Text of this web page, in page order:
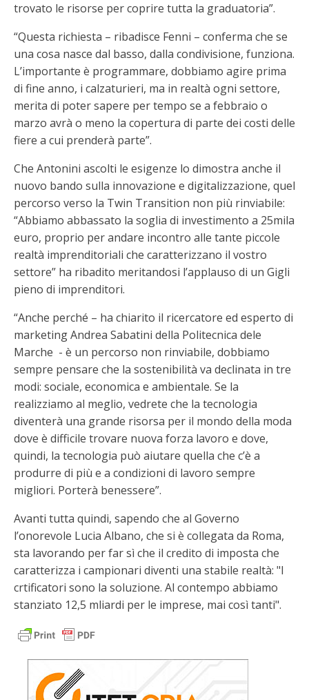
trovato le risorse per coprire tutta la graduatoria”.
“Questa richiesta – ribadisce Fenni – conferma che se
una cosa nasce dal basso, dalla condivisione, funziona.
L’importante è programmare, dobbiamo agire prima
di fine anno, i calzaturieri, ma in realtà ogni settore,
merita di poter sapere per tempo se a febbraio o
marzo avrà o meno la copertura di parte dei costi delle
fiere a cui prenderà parte”.
Che Antonini ascolti le esigenze lo dimostra anche il
nuovo bando sulla innovazione e digitalizzazione, quel
percorso verso la Twin Transition non più rinviabile:
“Abbiamo abbassato la soglia di investimento a 25mila
euro, proprio per andare incontro alle tante piccole
realtà imprenditoriali che caratterizzano il vostro
settore” ha ribadito meritandosi l’applauso di un Gigli
pieno di imprenditori.
“Anche perché – ha chiarito il ricercatore ed esperto di
marketing Andrea Sabatini della Politecnica dele
Marche - è un percorso non rinviabile, dobbiamo
sempre pensare che la sostenibilità va declinata in tre
modi: sociale, economica e ambientale. Se la
realizziamo al meglio, vedrete che la tecnologia
diventerà una grande risorsa per il mondo della moda
dove è difficile trovare nuova forza lavoro e dove,
quindi, la tecnologia può aiutare quella che c’è a
produrre di più e a condizioni di lavoro sempre
migliori. Porterà benessere”.
Avanti tutta quindi, sapendo che al Governo
l’onorevole Lucia Albano, che si è collegata da Roma,
sta lavorando per far sì che il credito di imposta che
caratterizza i campionari diventi una stabile realtà: "I
crtificatori sono la soluzione. Al contempo abbiamo
stanziato 12,5 mliardi per le imprese, mai così tanti".